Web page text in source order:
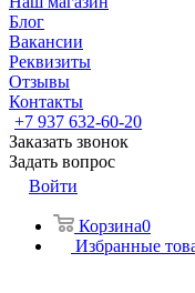
Блог
Вакансии
Реквизиты
Отзывы
Контакты
+7 937 632-60-20
Заказать звонок
Задать вопрос
Войти
Корзина0
Избранные